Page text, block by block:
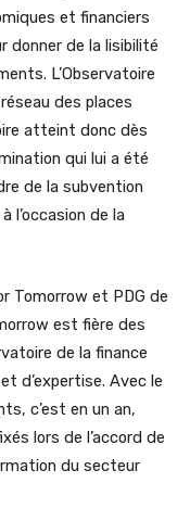
et financiers
donner de la lisibilité
L’Observatoire
des places
atteint donc dès
qui lui a été
de la subvention
l’occasion de la
Tomorrow et PDG de
est fière des
de la finance
d’expertise. Avec le
c’est en un an,
lors de l’accord de
du secteur